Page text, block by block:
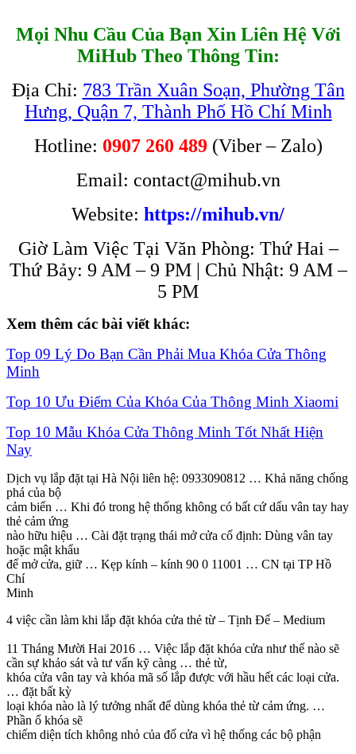
Mọi Nhu Cầu Của Bạn Xin Liên Hệ Với
MiHub Theo Thông Tin:
Địa Chỉ: 783 Trần Xuân Soạn, Phường Tân
Hưng, Quận 7, Thành Phố Hồ Chí Minh
Hotline: 0907 260 489(Viber – Zalo)
Email: contact@mihub.vn
Website: https://mihub.vn/
Giờ Làm Việc Tại Văn Phòng: Thứ Hai –
Thứ Bảy: 9 AM – 9 PM | Chủ Nhật: 9 AM –
5 PM
Xem thêm các bài viết khác:
Top 09 Lý Do Bạn Cần Phải Mua Khóa Cửa Thông
Minh
Top 10 Ưu Điểm Của Khóa Của Thông Minh Xiaomi
Top 10 Mẫu Khóa Cửa Thông Minh Tốt Nhất Hiện
Nay
Dịch vụ lắp đặt tại Hà Nội liên hệ: 0933090812 … Khả năng chống
phá của bộ
cảm biến … Khi đó trong hệ thống không có bất cứ dấu vân tay hay
thẻ cảm ứng
nào hữu hiệu … Cài đặt trạng thái mở cửa cố định: Dùng vân tay
hoặc mật khẩu
để mở cửa, giữ … Kẹp kính – kính 90 0 11001 … CN tại TP Hồ
Chí
Minh
4 việc cần làm khi lắp đặt khóa cửa thẻ từ – Tịnh Đế – Medium
11 Tháng Mười Hai 2016 … Việc lắp đặt khóa cửa như thế nào sẽ
cần sự khảo sát và tư vấn kỹ càng … thẻ từ,
khóa cửa vân tay và khóa mã số lắp được với hầu hết các loại cửa.
… đặt bất kỳ
loại khóa nào là lý tưởng nhất để dùng khóa thẻ từ cảm ứng. …
Phần ổ khóa sẽ
chiếm diện tích không nhỏ của đố cửa vì hệ thống các bộ phận